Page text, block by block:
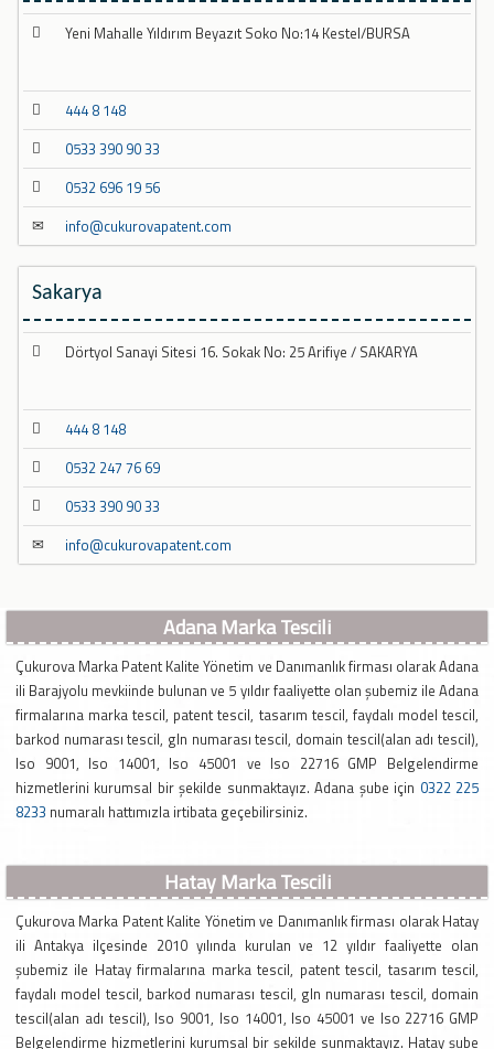
Yeni Mahalle Yıldırım Beyazıt Soko No:14 Kestel/BURSA
444 8 148
0533 390 90 33
0532 696 19 56
info@cukurovapatent.com
Sakarya
Dörtyol Sanayi Sitesi 16. Sokak No: 25 Arifiye / SAKARYA
444 8 148
0532 247 76 69
0533 390 90 33
info@cukurovapatent.com
Adana Marka Tescili
Çukurova Marka Patent Kalite Yönetim ve Danımanlık firması olarak Adana
ili Barajyolu mevkiinde bulunan ve 5 yıldır faaliyette olan şubemiz ile Adana
firmalarına marka tescil, patent tescil, tasarım tescil, faydalı model tescil,
barkod numarası tescil, gln numarası tescil, domain tescil(alan adı tescil),
Iso 9001, Iso 14001, Iso 45001 ve Iso 22716 GMP Belgelendirme
hizmetlerini kurumsal bir şekilde sunmaktayız. Adana şube için 0322 225
8233 numaralı hattımızla irtibata geçebilirsiniz.
Hatay Marka Tescili
Çukurova Marka Patent Kalite Yönetim ve Danımanlık firması olarak Hatay
ili Antakya ilçesinde 2010 yılında kurulan ve 12 yıldır faaliyette olan
şubemiz ile Hatay firmalarına marka tescil, patent tescil, tasarım tescil,
faydalı model tescil, barkod numarası tescil, gln numarası tescil, domain
tescil(alan adı tescil), Iso 9001, Iso 14001, Iso 45001 ve Iso 22716 GMP
Belgelendirme hizmetlerini kurumsal bir şekilde sunmaktayız. Hatay şube